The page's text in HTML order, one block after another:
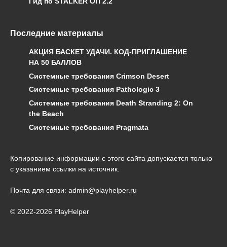
Последние материалы
АКЦИЯ БАСКЕТ УДАЧИ. КОД-ПРИГЛАШЕНИЕ
НА 50 БАЛЛОВ
Системные требования Crimson Desert
Системные требования Pathologic 3
Системные требования Death Stranding 2: On
the Beach
Системные требования Pragmata
Копирование информации с этого сайта допускается только
с указанием ссылки на источник.
Почта для связи: admin@playhelper.ru
© 2022-2026 PlayHelper